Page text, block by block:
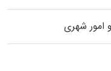
امور شهری